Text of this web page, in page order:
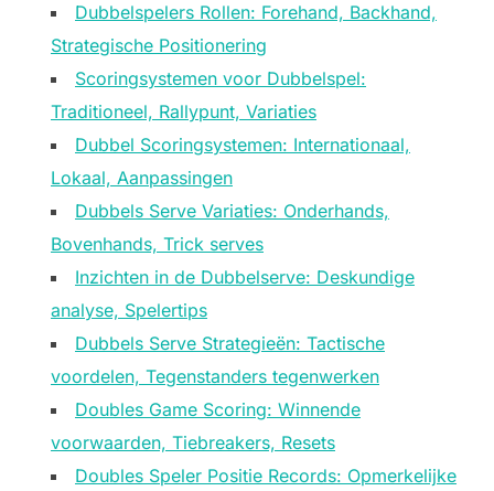
Dubbelspelers Rollen: Forehand, Backhand,
Strategische Positionering
Scoringsystemen voor Dubbelspel:
Traditioneel, Rallypunt, Variaties
Dubbel Scoringsystemen: Internationaal,
Lokaal, Aanpassingen
Dubbels Serve Variaties: Onderhands,
Bovenhands, Trick serves
Inzichten in de Dubbelserve: Deskundige
analyse, Spelertips
Dubbels Serve Strategieën: Tactische
voordelen, Tegenstanders tegenwerken
Doubles Game Scoring: Winnende
voorwaarden, Tiebreakers, Resets
Doubles Speler Positie Records: Opmerkelijke